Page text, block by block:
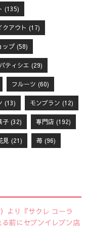
(135)
クアウト (17)
ップ(58)
パティシエ (29)
フルーツ (60)
(13) モンブラン (12)
子(32) 専門店(192)
見 (21) 苺(96)
より『サクレ コーラ
前にセブンイレブン店